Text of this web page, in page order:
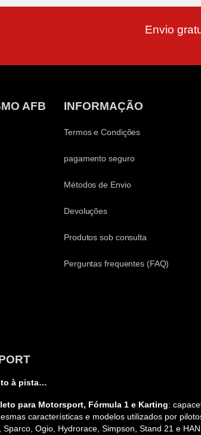
Envio
AFB INFORMAÇÃO
Termos e Condições
pagamento seguro
Métodos de Envio
Devoluções
Produtos sob consulta
Perguntas frequentes (FAQ)
à pista…
para Motorsport, Fórmula 1 e Karting:
características e modelos utilizados por
Sparco, Ogio, Hydrorace, Simpson, Stand 21 e